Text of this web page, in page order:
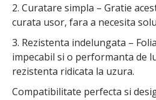
2. Curatare simpla – Gratie
curata usor, fara a necesita
3. Rezistenta indelungata –
impecabil si o performanta de
rezistenta ridicata la uzura.
Compatibilitate perfecta si